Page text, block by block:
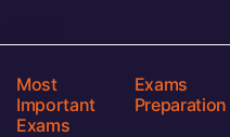
Most
Important
Exams
Exams
Preparation